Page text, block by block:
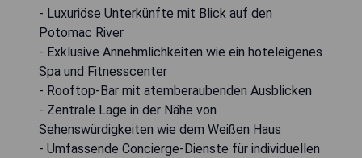
- Luxuriöse Unterkünfte mit Blick auf den
Potomac River
- Exklusive Annehmlichkeiten wie ein hoteleigenes
Spa und Fitnesscenter
- Rooftop-Bar mit atemberaubenden Ausblicken
- Zentrale Lage in der Nähe von
Sehenswürdigkeiten wie dem Weißen Haus
- Umfassende Concierge-Dienste für individuellen